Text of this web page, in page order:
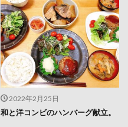
2022年2月25日
和と洋コンビのハンバーグ献立。